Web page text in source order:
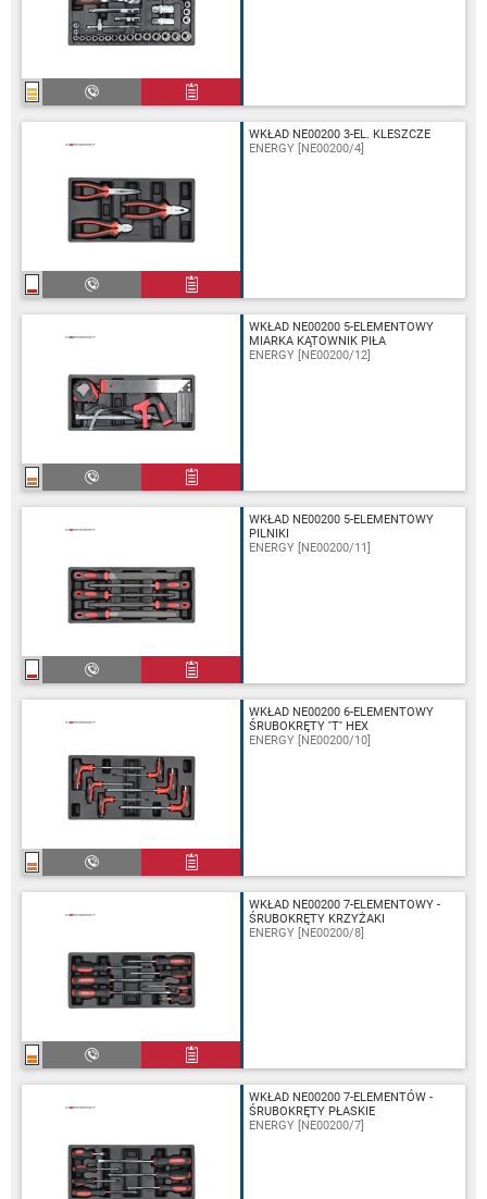
WKŁAD NE00200 3-EL. KLESZCZE
ENERGY [NE00200/4]
WKŁAD NE00200 5-ELEMENTOWY
MIARKA KĄTOWNIK PIŁA
ENERGY [NE00200/12]
WKŁAD NE00200 5-ELEMENTOWY
PILNIKI
ENERGY [NE00200/11]
WKŁAD NE00200 6-ELEMENTOWY
ŚRUBOKRĘTY ''T'' HEX
ENERGY [NE00200/10]
WKŁAD NE00200 7-ELEMENTOWY -
ŚRUBOKRĘTY KRZYŻAKI
ENERGY [NE00200/8]
WKŁAD NE00200 7-ELEMENTÓW -
ŚRUBOKRĘTY PŁASKIE
ENERGY [NE00200/7]